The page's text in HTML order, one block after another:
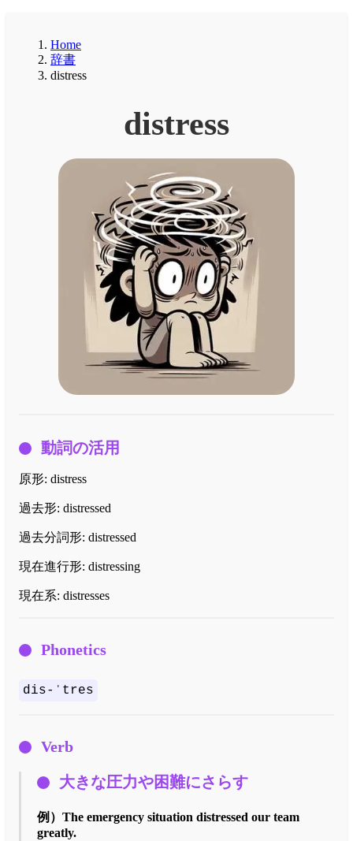
Home
辞書
distress
distress
動詞の活用
原形: distress
過去形: distressed
過去分詞形: distressed
現在進行形: distressing
現在系: distresses
Phonetics
dis-ˈtres
Verb
大きな圧力や困難にさらす
例） The emergency situation distressed our team
greatly.